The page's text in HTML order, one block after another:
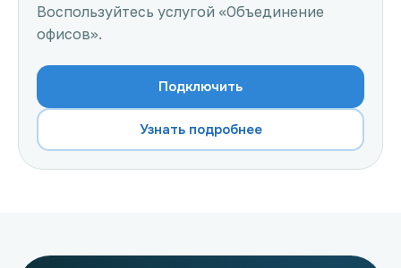
Воспользуйтесь услугой «Объединение
офисов».
Подключить
Узнать подробнее